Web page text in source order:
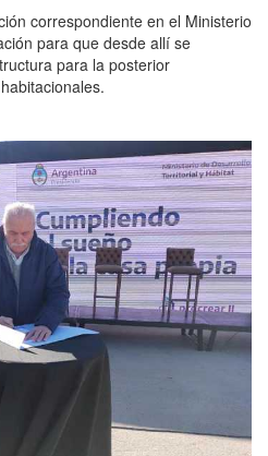
correspondiente en el Ministerio
para que desde allí se
para la posterior